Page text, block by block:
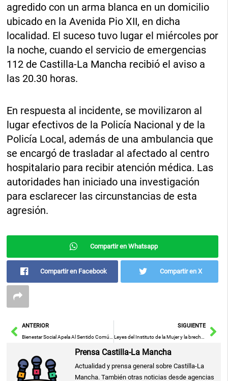
agredido con un arma blanca en un domicilio
ubicado en la Avenida Pio XII, en dicha
localidad. El suceso tuvo lugar el miércoles por
la noche, cuando el servicio de emergencias
112 de Castilla-La Mancha recibió el aviso a
las 20.30 horas.
En respuesta al incidente, se movilizaron al
lugar efectivos de la Policía Nacional y de la
Policía Local, además de una ambulancia que
se encargó de trasladar al afectado al centro
hospitalario para recibir atención médica. Las
autoridades han iniciado una investigación
para esclarecer las circunstancias de esta
agresión.
Compartir en Whatsapp
Compartir en Facebook Compartir en X
AntANTERIOR SIGUIENTE
Prensa Castilla-La Mancha
Actualidad y prensa general sobre Castilla-La
Mancha. También otras noticias desde agencias